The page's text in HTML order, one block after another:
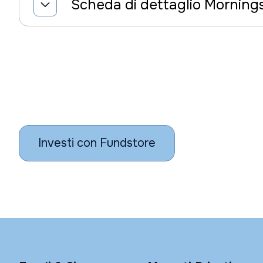
Scheda di dettaglio
Investi con Fundstore